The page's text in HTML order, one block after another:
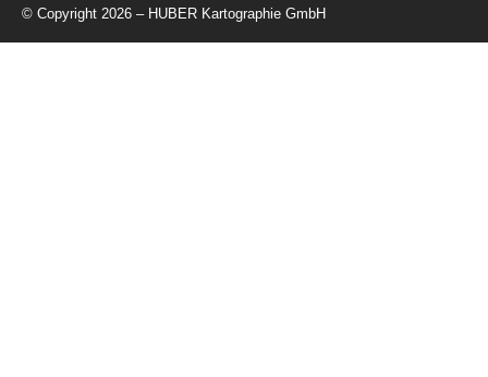
© Copyright 2026 – HUBER Kartographie GmbH